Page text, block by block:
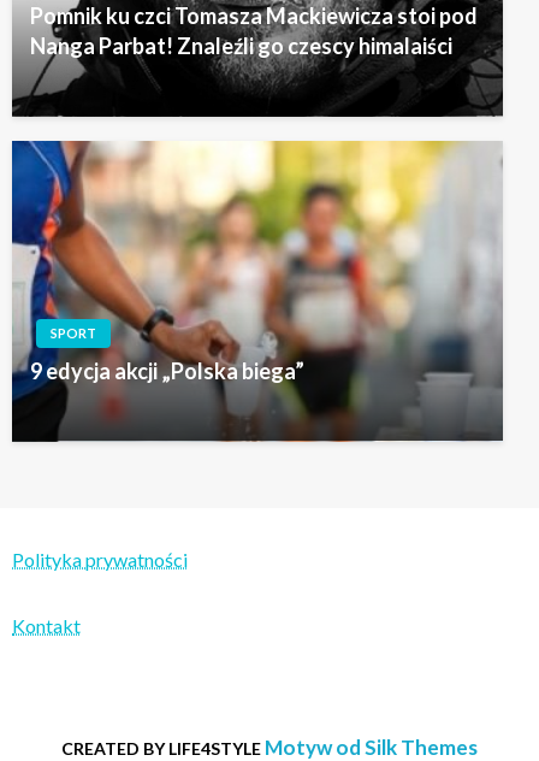
Pomnik ku czci Tomasza Mackiewicza stoi pod
Nanga Parbat! Znaleźli go czescy himalaiści
SPORT
9 edycja akcji „Polska biega”
Polityka prywatności
Kontakt
CREATED BY LIFE4STYLE Motyw od Silk Themes